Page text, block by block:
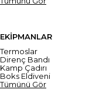
EKİPMANLAR
Termoslar
Direnç Bandı
Kamp Çadırı
Boks Eldiveni
Tümünü Gör